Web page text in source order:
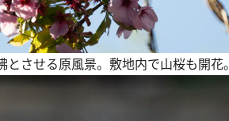
させる原風景。敷地内で山桜も開花。